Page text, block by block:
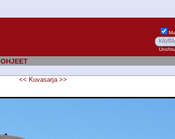
OHJEET
<< Kuvasarja >>